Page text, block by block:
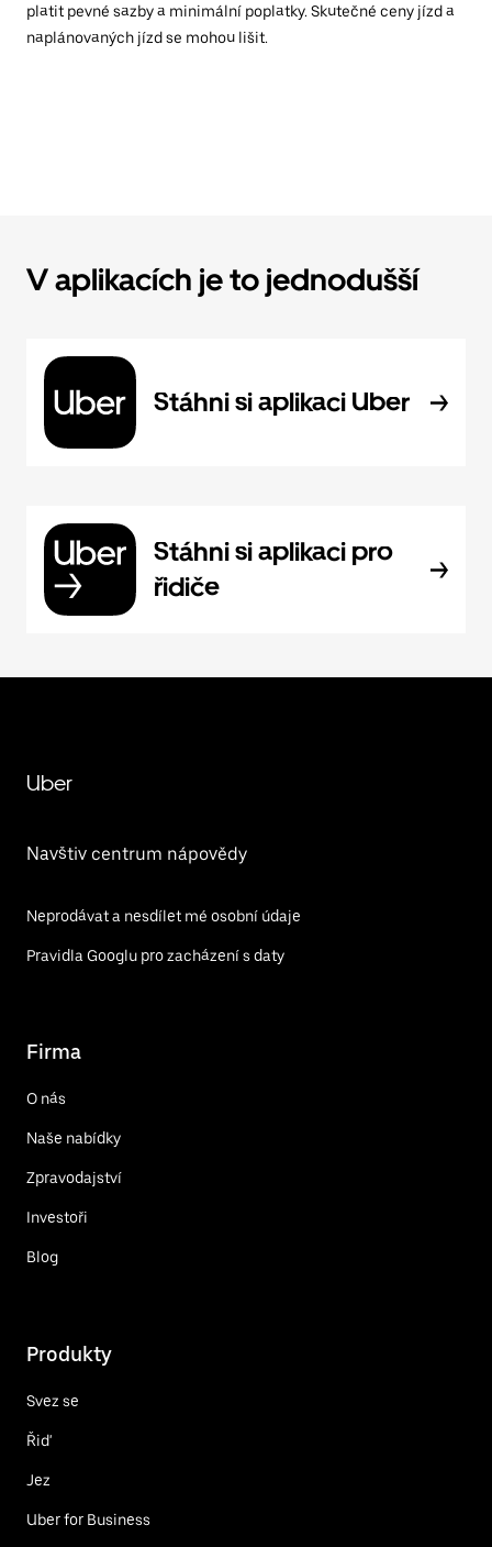
platit pevné sazby a minimální poplatky. Skutečné ceny jízd a
naplánovaných jízd se mohou lišit.
V aplikacích je to jednodušší
Stáhni si aplikaci Uber
Stáhni si aplikaci pro
řidiče
Uber
Navštiv centrum nápovědy
Neprodávat a nesdílet mé osobní údaje
Pravidla Googlu pro zacházení s daty
Firma
O nás
Naše nabídky
Zpravodajství
Investoři
Blog
Produkty
Svez se
Řiď
Jez
Uber for Business